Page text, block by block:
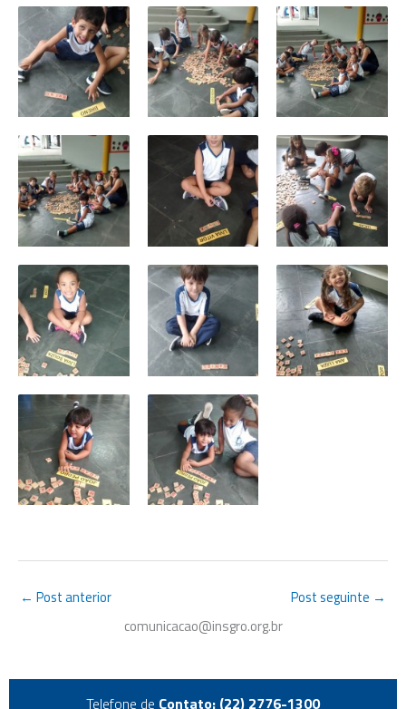
← Post anterior Post seguinte →
comunicacao@insgro.org.br
Telefone de Contato: (22) 2776-1300